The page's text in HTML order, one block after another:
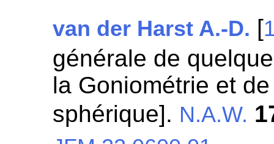
van der Harst A.-D. [
générale de
la Goniométrie et
sphérique]. N.A.W.